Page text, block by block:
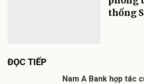
thống
ĐỌC TIẾP
Nam A Bank hợp tác